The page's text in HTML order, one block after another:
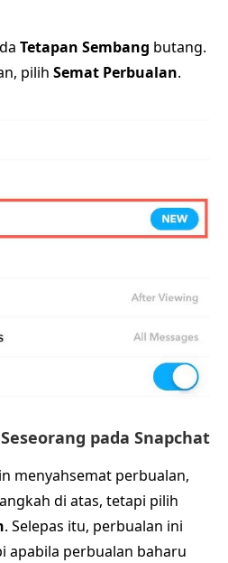
Tetapan Sembang butang.
pilih Semat Perbualan.
pada Snapchat
menyahsemat perbualan,
di atas, tetapi pilih
. Selepas itu, perbualan ini
apabila perbualan baharu